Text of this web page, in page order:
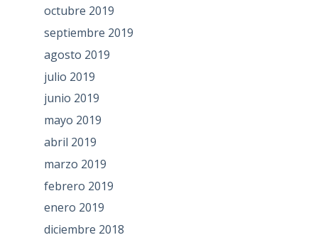
octubre 2019
septiembre 2019
agosto 2019
julio 2019
junio 2019
mayo 2019
abril 2019
marzo 2019
febrero 2019
enero 2019
diciembre 2018